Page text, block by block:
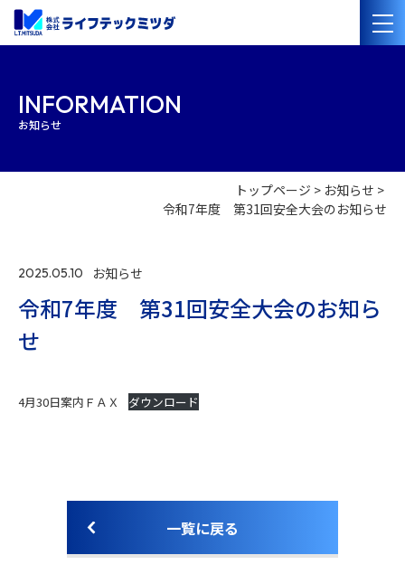
会社案内
経営理念
事業紹介
電気設備工事
施工事例
採用情報
Webからのお問合せ
INFORMATION
お知らせ
トップページ
お知らせ
令和7年度 第31回安全大会のお知らせ
2025.05.10 お知らせ
令和7年度 第31回安全大会のお知ら
せ
4月30日案内ＦＡＸ ダウンロード
一覧に戻る